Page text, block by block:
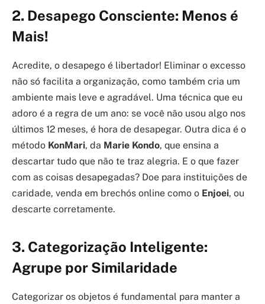
2. Desapego Consciente: Menos é
Mais!
Acredite, o desapego é libertador! Eliminar o excesso
não só facilita a organização, como também cria um
ambiente mais leve e agradável. Uma técnica que eu
adoro é a regra de um ano: se você não usou algo nos
últimos 12 meses, é hora de desapegar. Outra dica é o
método KonMari, da Marie Kondo, que ensina a
descartar tudo que não te traz alegria. E o que fazer
com as coisas desapegadas? Doe para instituições de
caridade, venda em brechós online como o Enjoei, ou
descarte corretamente.
3. Categorização Inteligente:
Agrupe por Similaridade
Categorizar os objetos é fundamental para manter a